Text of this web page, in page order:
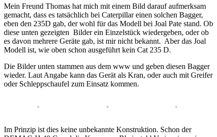
Mein Freund Thomas hat mich mit einem Bild darauf aufmerksam
gemacht, dass es tatsächlich bei Caterpillar einen solchen Bagger,
eben den 235D gab, der wohl für das Modell bei Joal Pate stand. Ob
diese unten gezeigten Bilder ein Einzelstück wiedergeben, oder ob
es davon mehrere Geräte gab, ist mir nicht bekannt. Aber das Joal
Modell ist, wie oben schon ausgeführt kein Cat 235 D.
Die Bilder unten stammen aus dem www und geben diesen Bagger
wieder. Laut Angabe kann das Gerät als Kran, oder auch mit Greifer
oder Schleppschaufel zum Einsatz kommen.
Im Prinzip ist dies keine unbekannte Konstruktion. Schon der